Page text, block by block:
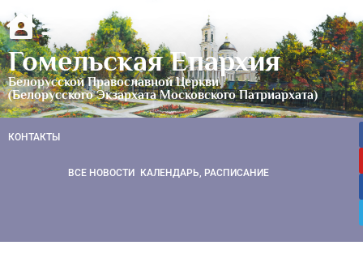
Гомельская Епархия
Белорусской Православной Церкви
(Белорусского Экзархата Московского Патриархата)
КОНТАКТЫ
ВСЕ НОВОСТИ КАЛЕНДАРЬ, РАСПИСАНИЕ